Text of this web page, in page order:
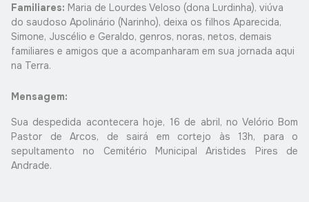
Familiares: Maria de Lourdes Veloso (dona Lurdinha), viúva
do saudoso Apolinário (Narinho), deixa os filhos Aparecida,
Simone, Juscélio e Geraldo, genros, noras, netos, demais
familiares e amigos que a acompanharam em sua jornada aqui
na Terra.
Mensagem:
Sua despedida acontecera hoje, 16 de abril, no Velório Bom
Pastor de Arcos, de sairá em cortejo às 13h, para o
sepultamento no Cemitério Municipal Aristides Pires de
Andrade.